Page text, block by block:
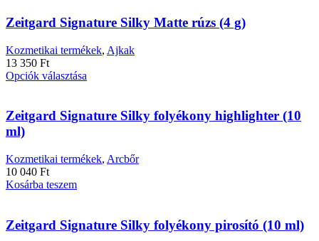
Zeitgard Signature Silky Matte rúzs (4 g)
Kozmetikai termékek, Ajkak
13 350 Ft
Opciók választása
több
változatok
Zeitgard Signature Silky folyékony highlighter (10
ml)
Kozmetikai termékek, Arcbőr
10 040 Ft
Kosárba teszem
Zeitgard Signature Silky folyékony pirosító (10 ml)